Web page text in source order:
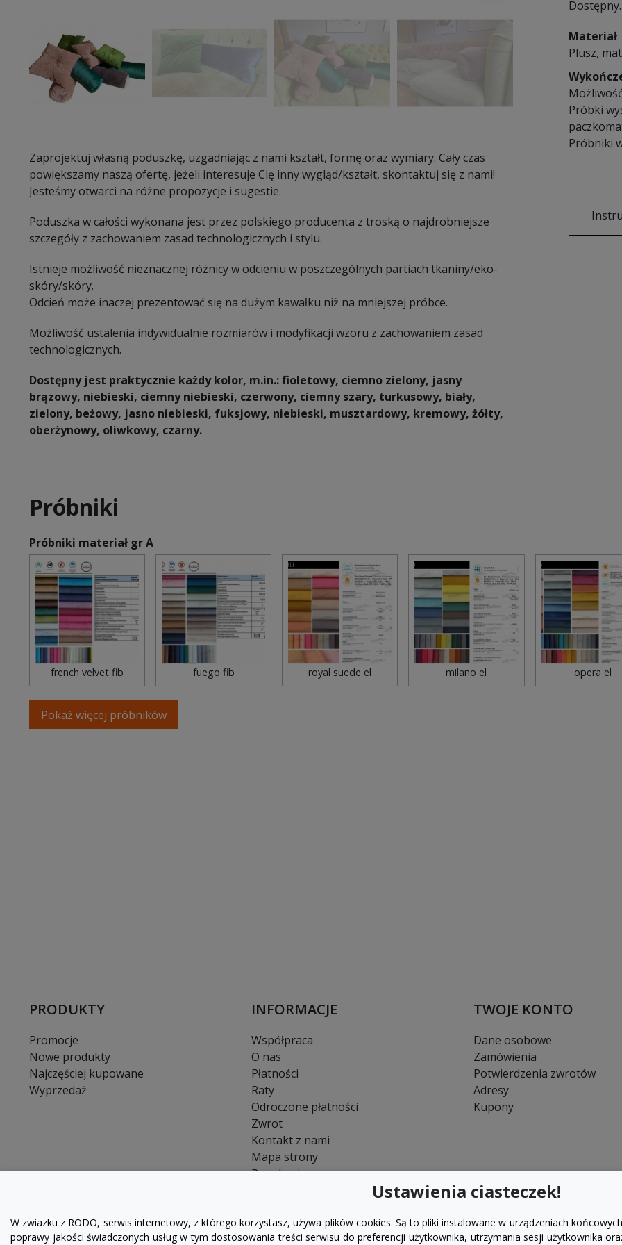
Zaprojektuj własną poduszkę, uzgadniając z nami kształt, formę oraz wymiary. Cały czas
powiększamy naszą ofertę, jeżeli interesuje Cię inny wygląd/kształt, skontaktuj się z nami!
Jesteśmy otwarci na różne propozycje i sugestie.
Poduszka w całości wykonana jest przez polskiego producenta z troską o najdrobniejsze
szczegóły z zachowaniem zasad technologicznych i stylu.
Istnieje możliwość nieznacznej różnicy w odcieniu w poszczególnych partiach tkaniny/eko-
skóry/skóry.
Odcień może inaczej prezentować się na dużym kawałku niż na mniejszej próbce.
Możliwość ustalenia indywidualnie rozmiarów i modyfikacji wzoru z zachowaniem zasad
technologicznych.
Dostępny jest praktycznie każdy kolor, m.in.: fioletowy, ciemno zielony, jasny
brązowy, niebieski, ciemny niebieski, czerwony, ciemny szary, turkusowy, biały,
zielony, beżowy, jasno niebieski, fuksjowy, niebieski, musztardowy, kremowy, żółty,
oberżynowy, oliwkowy, czarny.
Materiał
Plusz,
Próbki
Próbniki
Próbniki
Próbniki materiał gr A
french velvet fib fuego fib royal suede el milano el opera el
Pokaż więcej próbników
Ustawienia ciasteczek!
W zwiazku z RODO, serwis internetowy, z którego korzystasz, używa plików cookies. Są to pliki instalowane w urządzeniach
poprawy jakości świadczonych usług w tym dostosowania treści serwisu do preferencji użytkownika, utrzymania sesji użytkownika
PRODUKTY
Promocje
Nowe produkty
Najczęściej kupowane
Wyprzedaż
INFORMACJE
Współpraca
O nas
Płatności
Raty
Odroczone płatności
Zwrot
Kontakt z nami
Mapa strony
Regulamin
TWOJE KONTO
Dane osobowe
Zamówienia
Potwierdzenia zwrotów
Adresy
Kupony